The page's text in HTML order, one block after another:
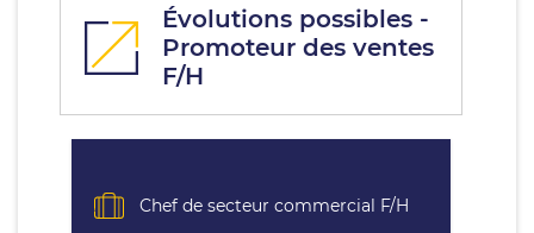
Évolutions possibles -
Promoteur des ventes
F/H
Chef de secteur commercial F/H